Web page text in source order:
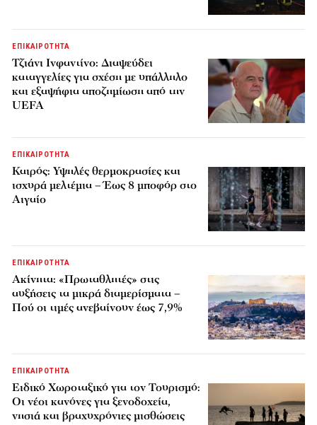
ΕΠΙΚΑΙΡΟΤΗΤΑ
Τζιάνι Ινφαντίνο: Διαψεύδει
καταγγελίες για σχέση με υπάλληλο
και εξαψήφια αποζημίωση από την
UEFA
ΕΠΙΚΑΙΡΟΤΗΤΑ
Καιρός: Υψηλές θερμοκρασίες και
ισχυρά μελτέμια – Έως 8 μποφόρ στο
Αιγαίο
ΕΠΙΚΑΙΡΟΤΗΤΑ
Ακίνητα: «Πρωταθλητές» στις
αυξήσεις τα μικρά διαμερίσματα –
Πού οι τιμές ανεβαίνουν έως 7,9%
ΕΠΙΚΑΙΡΟΤΗΤΑ
Ειδικό Χωροταξικό για τον Τουρισμό:
Οι νέοι κανόνες για ξενοδοχεία,
νησιά και βραχυχρόνιες μισθώσεις